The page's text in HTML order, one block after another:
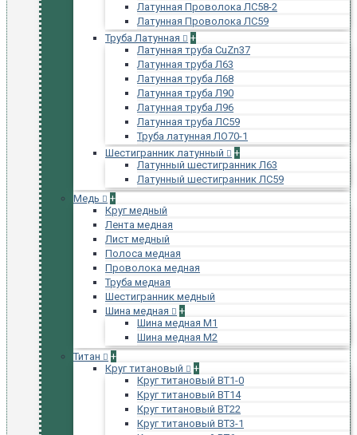
Латунная Проволока ЛС58-2
Латунная Проволока ЛС59
Труба Латунная
+
Латунная труба CuZn37
Латунная труба Л63
Латунная труба Л68
Латунная труба Л90
Латунная труба Л96
Латунная труба ЛС59
Труба латунная ЛО70-1
Шестигранник латунный
+
Латунный шестигранник Л63
Латунный шестигранник ЛС59
Медь
+
Круг медный
Лента медная
Лист медный
Полоса медная
Проволока медная
Труба медная
Шестигранник медный
Шина медная
+
Шина медная М1
Шина медная М2
Титан
+
Круг титановый
+
Круг титановый ВТ1-0
Круг титановый ВТ14
Круг титановый ВТ22
Круг титановый ВТ3-1